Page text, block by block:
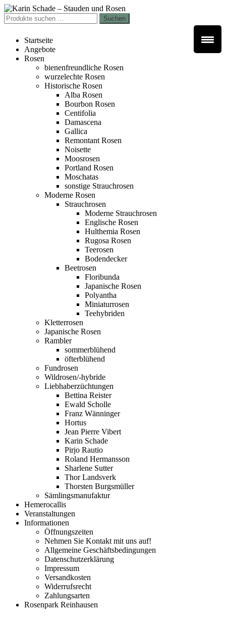
Zur
Navigation
springen
Zum
Inhalt
springen
Suchen
nach:
Suchen
Startseite
Angebote
Rosen
bienenfreundliche Rosen
wurzelechte Rosen
Historische Rosen
Alba Rosen
Bourbon Rosen
Centifolia
Damascena
Gallica
Remontant Rosen
Noisette
Moosrosen
Portland Rosen
Moschatas
sonstige Strauchrosen
Moderne Rosen
Strauchrosen
Moderne Strauchrosen
Englische Rosen
Hulthemia Rosen
Rugosa Rosen
Teerosen
Bodendecker
Beetrosen
Floribunda
Japanische Rosen
Polyantha
Miniaturrosen
Teehybriden
Kletterrosen
Japanische Rosen
Rambler
sommerblühend
öfterblühend
Fundrosen
Wildrosen/-hybride
Liebhaberzüchtungen
Bettina Reister
Ewald Scholle
Franz Wänninger
Hortus
Jean Pierre Vibert
Karin Schade
Pirjo Rautio
Roland Hermansson
Sharlene Sutter
Thor Landsverk
Thorsten Burgsmüller
Sämlingsmanufaktur
Hemerocallis
Veranstaltungen
Informationen
Öffnungszeiten
Nehmen Sie Kontakt mit uns auf!
Allgemeine Geschäftsbedingungen
Datenschutzerklärung
Impressum
Versandkosten
Widerrufsrecht
Zahlungsarten
Rosenpark Reinhausen